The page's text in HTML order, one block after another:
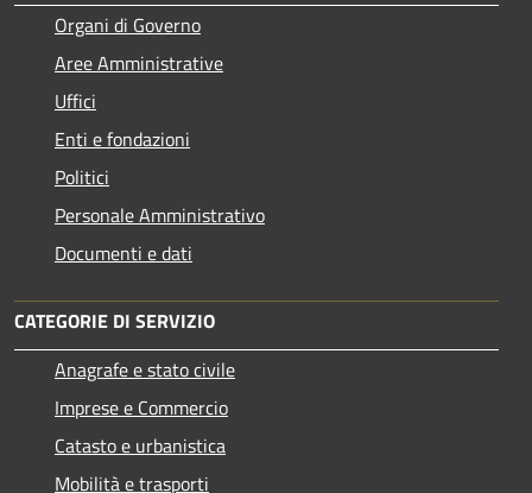
Organi di Governo
Aree Amministrative
Uffici
Enti e fondazioni
Politici
Personale Amministrativo
Documenti e dati
CATEGORIE DI SERVIZIO
Anagrafe e stato civile
Imprese e Commercio
Catasto e urbanistica
Mobilità e trasporti